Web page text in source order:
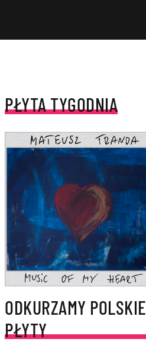
PŁYTA TYGODNIA
ODKURZAMY POLSKIE
PŁYTY